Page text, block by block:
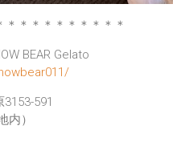
＊＊＊＊＊＊＊＊＊＊
BEAR Gelato
591
内）